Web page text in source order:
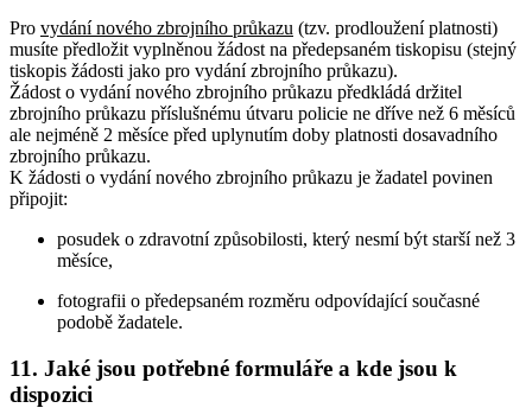
Pro vydání nového zbrojního průkazu (tzv. prodloužení platnosti)
musíte předložit vyplněnou žádost na předepsaném tiskopisu (stejný
tiskopis žádosti jako pro vydání zbrojního průkazu).
Žádost o vydání nového zbrojního průkazu předkládá držitel
zbrojního průkazu příslušnému útvaru policie ne dříve než 6 měsíců
ale nejméně 2 měsíce před uplynutím doby platnosti dosavadního
zbrojního průkazu.
K žádosti o vydání nového zbrojního průkazu je žadatel povinen
připojit:
posudek o zdravotní způsobilosti, který nesmí být starší než 3
měsíce,
fotografii o předepsaném rozměru odpovídající současné
podobě žadatele.
11. Jaké jsou potřebné formuláře a kde jsou k
dispozici